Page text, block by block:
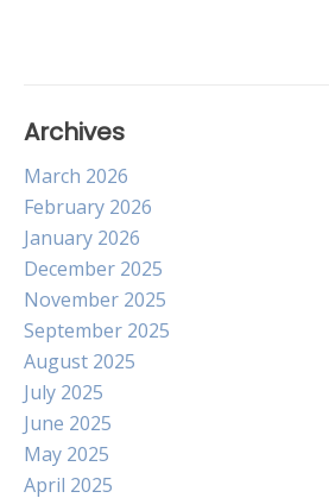
Archives
March 2026
February 2026
January 2026
December 2025
November 2025
September 2025
August 2025
July 2025
June 2025
May 2025
April 2025